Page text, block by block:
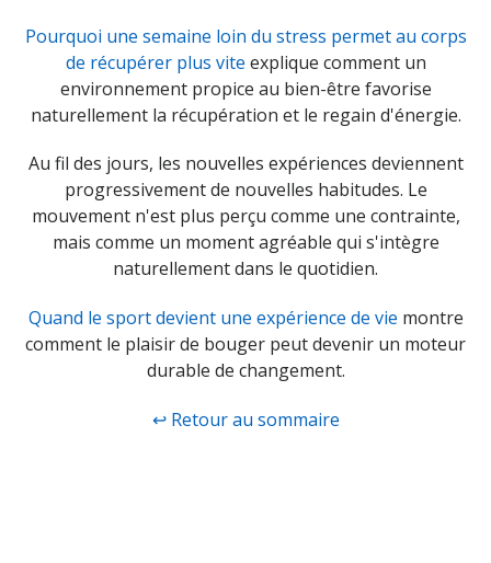
Pourquoi une semaine loin du stress permet au corps
de récupérer plus vite explique comment un
environnement propice au bien-être favorise
naturellement la récupération et le regain d'énergie.
Au fil des jours, les nouvelles expériences deviennent
progressivement de nouvelles habitudes. Le
mouvement n'est plus perçu comme une contrainte,
mais comme un moment agréable qui s'intègre
naturellement dans le quotidien.
Quand le sport devient une expérience de vie montre
comment le plaisir de bouger peut devenir un moteur
durable de changement.
↩ Retour au sommaire